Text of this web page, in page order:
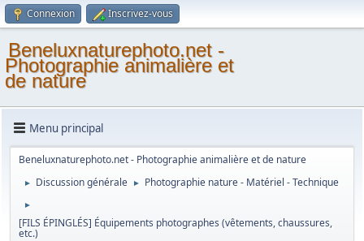
Connexion Inscrivez-vous
Beneluxnaturephoto.net -
Photographie animalière et
de nature
Menu principal
Beneluxnaturephoto.net - Photographie animalière et de nature
► Discussion générale ► Photographie nature - Matériel - Technique
►
[FILS ÉPINGLÉS] Équipements photographes (vêtements, chaussures,
etc.)